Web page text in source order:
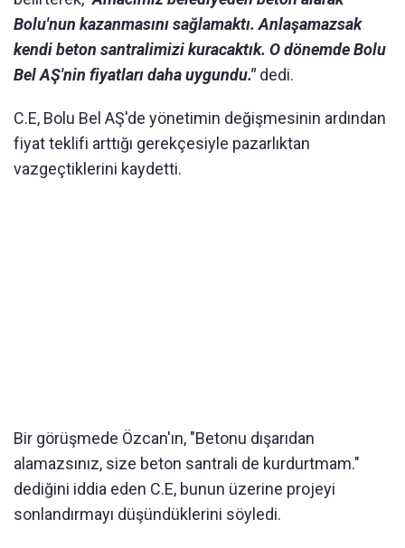
Bolu'nun kazanmasını sağlamaktı. Anlaşamazsak
kendi beton santralimizi kuracaktık. O dönemde Bolu
Bel AŞ'nin fiyatları daha uygundu."dedi.
C.E, Bolu Bel AŞ'de yönetimin değişmesinin ardından
fiyat teklifi arttığı gerekçesiyle pazarlıktan
vazgeçtiklerini kaydetti.
Bir görüşmede Özcan'ın, "Betonu dışarıdan
alamazsınız, size beton santrali de kurdurtmam."
dediğini iddia eden C.E, bunun üzerine projeyi
sonlandırmayı düşündüklerini söyledi.